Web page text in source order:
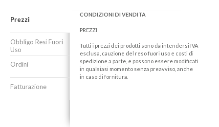
Prezzi
Obbligo Resi Fuori
Uso
Ordini
Fatturazione
CONDIZIONI DI VENDITA
PREZZI
Tutti i prezzi dei prodotti sono da intendersi IVA
esclusa, cauzione del reso fuori uso e costi di
spedizione a parte, e possono essere modificati
in qualsiasi momento senza preavviso, anche
in caso di fornitura.